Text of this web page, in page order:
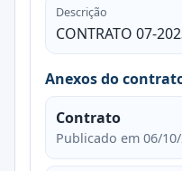
Descrição
CONTRATO 07-
Anexos do
Contrato
Publicado em 06/